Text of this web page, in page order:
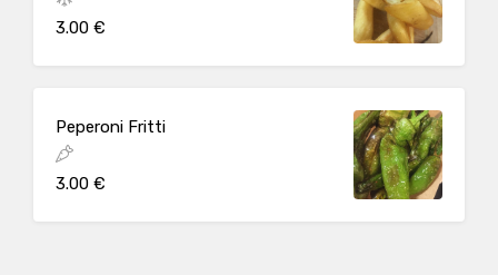
3.00 €
Peperoni Fritti
3.00 €